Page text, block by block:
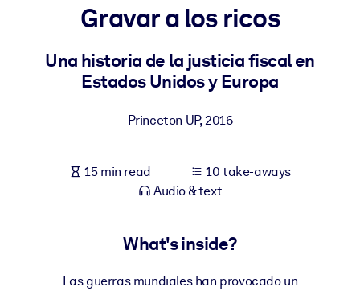
For LMS/LXP
Bring bite-sized, verified knowledge into your LMS/LXP for
For Corporate Libraries
knowledge.
Gravar a los ricos
Una historia de la justicia fiscal en
Estados Unidos y Europa
Princeton UP,2016
15 min read
10 take-aways
Audio & text
What's inside?
Las guerras mundiales han provocado un